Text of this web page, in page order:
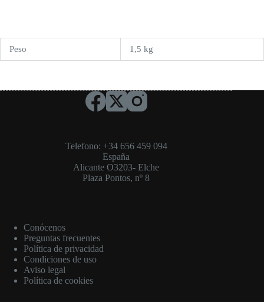
Peso 1,5 kg
Telefono: +34 656 459 094
España
Alicante O3203- Elche
Plaza Pontos, nº 8
Conócenos
Preguntas frecuentes
Política de privacidad
Condiciones de uso
Aviso legal
Política de cookies